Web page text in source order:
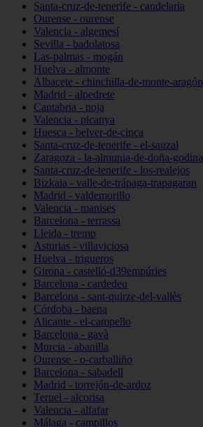
Santa-cruz-de-tenerife - candelaria
Ourense - ourense
Valencia - algemesí
Sevilla - badolatosa
Las-palmas - mogán
Huelva - almonte
Albacete - chinchilla-de-monte-aragón
Madrid - alpedrete
Cantabria - noja
Valencia - picanya
Huesca - belver-de-cinca
Santa-cruz-de-tenerife - el-sauzal
Zaragoza - la-almunia-de-doña-godina
Santa-cruz-de-tenerife - los-realejos
Bizkaia - valle-de-trápaga-trapagaran
Madrid - valdemorillo
Valencia - manises
Barcelona - terrassa
Lleida - tremp
Asturias - villaviciosa
Huelva - trigueros
Girona - castelló-d39empúries
Barcelona - cardedeu
Barcelona - sant-quirze-del-vallès
Córdoba - baena
Alicante - el-campello
Barcelona - gavà
Murcia - abanilla
Ourense - o-carballiño
Barcelona - sabadell
Madrid - torrejón-de-ardoz
Teruel - alcorisa
Valencia - alfafar
Málaga - campillos